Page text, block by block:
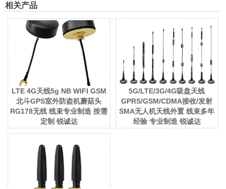
相关产品
LTE 4G天线5g NB WIFI GSM
北斗GPS室外防盗机蘑菇头
RG178无线 线束专业制造 按需
定制 锐诚达
5G/LTE/3G/4G吸盘天线
GPRS/GSM/CDMA接收/发射
SMA无人机天线外置 线束多年
经验 专业制造 锐诚达